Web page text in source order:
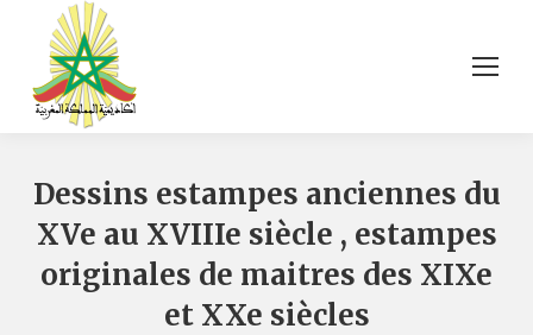
Dessins estampes anciennes du
XVe au XVIIIe siècle , estampes
originales de maitres des XIXe
et XXe siècles